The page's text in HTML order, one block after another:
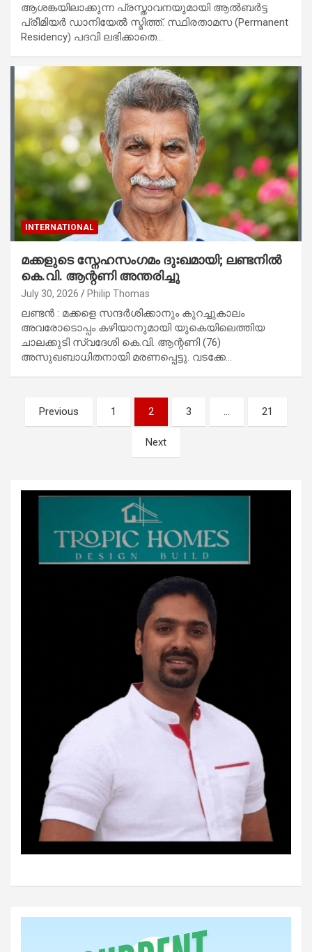
ആശങ്കയിലാക്കുന്ന പ്രസ്താവനയുമായി ആൽബർട്ട
പ്രീമിയർ ഡാനിയേൽ സ്മിത്ത്. സ്ഥിരതാമസ (Permanent
Residency) പദവി ലഭിക്കാതെ…
INTERNATIONAL
മക്കളുടെ സ്നേഹസംഗമം ദുഃഖമായി; ലണ്ടനിൽ
കെ.വി. ആന്റണി അന്തരിച്ചു
July 30, 2026 Philip Thomas
ലണ്ടൻ : മക്കളെ സന്ദർശിക്കാനും കുറച്ചുകാലം
അവരോടൊപ്പം കഴിയാനുമായി യുകെയിലെത്തിയ
ചാലക്കുടി സ്വദേശി കെ.വി. ആന്റണി (76)
അസുഖബാധിതനായി മരണപ്പെട്ടു. വടക്കേ…
Posts
pagination
Previous 1 2 3 … 21
Next